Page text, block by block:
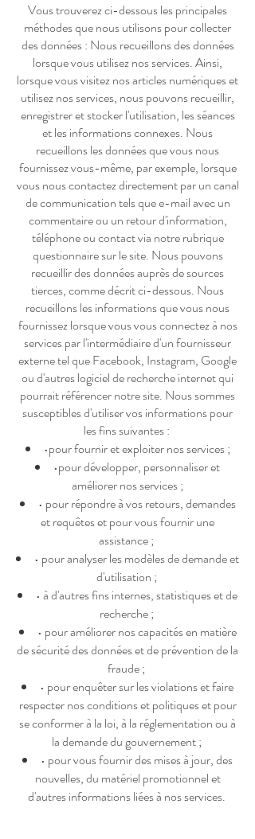
Vous trouverez ci-dessous les principales
méthodes que nous utilisons pour collecter
des données : Nous recueillons des données
lorsque vous utilisez nos services. Ainsi,
lorsque vous visitez nos articles numériques et
utilisez nos services, nous pouvons recueillir,
enregistrer et stocker l'utilisation, les séances
et les informations connexes. Nous
recueillons les données que vous nous
fournissez vous-même, par exemple, lorsque
vous nous contactez directement par un canal
de communication tels que e-mail avec un
commentaire ou un retour d'information,
téléphone ou contact via notre rubrique
questionnaire sur le site. Nous pouvons
recueillir des données auprès de sources
tierces, comme décrit ci-dessous. Nous
recueillons les informations que vous nous
fournissez lorsque vous vous connectez à nos
services par l'intermédiaire d'un fournisseur
externe tel que Facebook, Instagram, Google
ou d'autres logiciel de recherche internet qui
pourrait référencer notre site. Nous sommes
susceptibles d'utiliser vos informations pour
les fins suivantes :
•pour fournir et exploiter nos services ;
•pour développer, personnaliser et
améliorer nos services ;
• pour répondre à vos retours, demandes
et requêtes et pour vous fournir une
assistance ;
• pour analyser les modèles de demande et
d'utilisation ;
• à d'autres fins internes, statistiques et de
recherche ;
• pour améliorer nos capacités en matière
de sécurité des données et de prévention de la
fraude ;
• pour enquêter sur les violations et faire
respecter nos conditions et politiques et pour
se conformer à la loi, à la réglementation ou à
la demande du gouvernement ;
• pour vous fournir des mises à jour, des
nouvelles, du matériel promotionnel et
d'autres informations liées à nos services.